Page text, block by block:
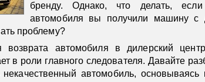
бренду. Однако, что делать,
автомобиля вы получили машину с
проблему?
возврата автомобиля в дилерский
в роли главного следователя. Давайте
некачественный автомобиль,